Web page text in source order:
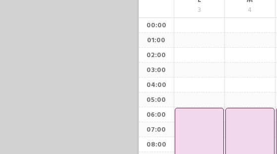
3
4
00:00
01:00
02:00
03:00
04:00
05:00
06:00
07:00
08:00